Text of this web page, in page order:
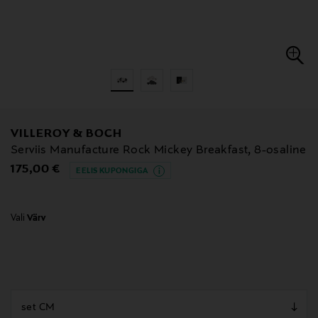
VILLEROY & BOCH
Serviis Manufacture Rock Mickey Breakfast, 8-osaline
Original Price
175,00 € EELIS KUPONGIGA
Vali Värv